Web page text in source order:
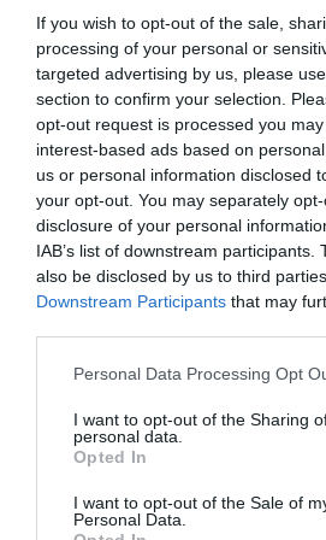
If you wish to opt-out of the sale,
processing of your personal or
targeted advertising by us, please
section to confirm your selection.
opt-out request is processed you
interest-based ads based on
us or personal information disclosed
your opt-out. You may separately
disclosure of your personal
IAB’s list of downstream participants.
also be disclosed by us to third
Downstream Participants that may
Please note that this website/app
not limited to your visit or usage
grant or deny consent to Google and
use your data for below specified
consent section.
Personal Data Processing Opt
I want to opt-out of the Sharing
personal data.
Opted In
I want to opt-out of the Sale of
Personal Data.
TAGS: #KAIROS ΒΡΟΧΕΣ
ΕΥΒΟΙΑ
ΖΕΣΤΗ ΝΕΑ
ΡΟΗ
Αυτός ο δήμος της Εύβοιας πάει
στα δικαστήρια για τις
ανεμογεννήτριες
07.08.2026 | 18:40
Τραγική κατάληξη είχε η
θαλάσσια εκδρομή για 57χρονο
τουρίστα
από την Εύβοια που έφυγε από
07.08.2026 | 18:00
Αυτοψία στα καμένα: 37 σπίτια